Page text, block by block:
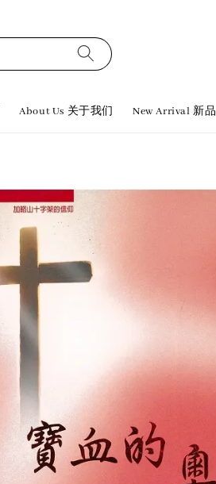
About Us 关于我们 New Arrival 新品